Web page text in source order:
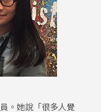
。她說「很多人覺